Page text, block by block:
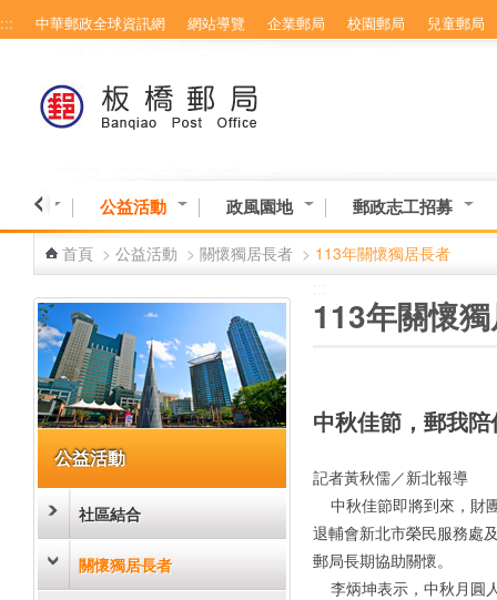
跳到主要內容區塊
::: 中華郵政全球資訊網 網站導覽 企業郵局 校園郵局 兒童郵局
交流 公益活動 政風園地 郵政志工招募
首頁 > 公益活動 > 關懷獨居長者 > 113年關懷獨居長者
公益活動
社區結合
關懷獨居長者
113年關懷
中秋佳節，郵我
記者黃秋儒／新北報導
中秋佳節即將到來，財
退輔會新北市榮民服務處
郵局長期協助關懷。
李炳坤表示，中秋月圓